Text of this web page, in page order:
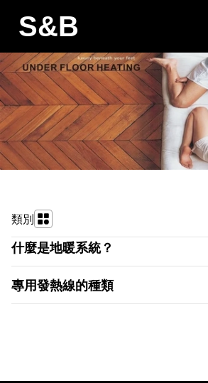
S&B
類別
什麼是地暖系統？
專用發熱線的種類